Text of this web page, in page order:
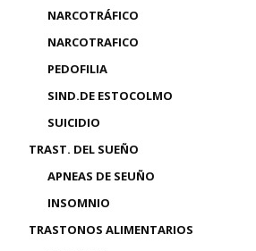
NARCOTRÁFICO
NARCOTRAFICO
PEDOFILIA
SIND.DE ESTOCOLMO
SUICIDIO
TRAST. DEL SUEÑO
APNEAS DE SEUÑO
INSOMNIO
TRASTONOS ALIMENTARIOS